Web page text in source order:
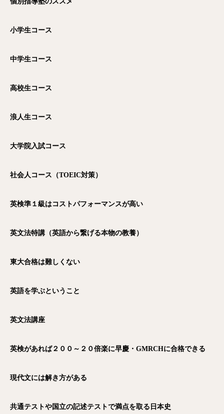
小学生コース
中学生コース
高校生コース
浪人生コース
大学院入試コース
社会人コース（TOEIC対策）
英検準１級はコストパフォーマンスが高い
英文法特講（英語から繋げる本物の教養）
東大合格は難しくない
英語を学ぶということ
英文法講座
英検があれば２００～２０倍楽に早慶・GMRCHに合格できる
現代文には解き方がある
共通テストや国立の記述テストで満点を取る日本史